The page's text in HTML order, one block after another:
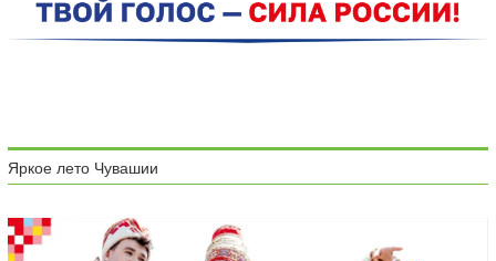
Яркое лето Чувашии